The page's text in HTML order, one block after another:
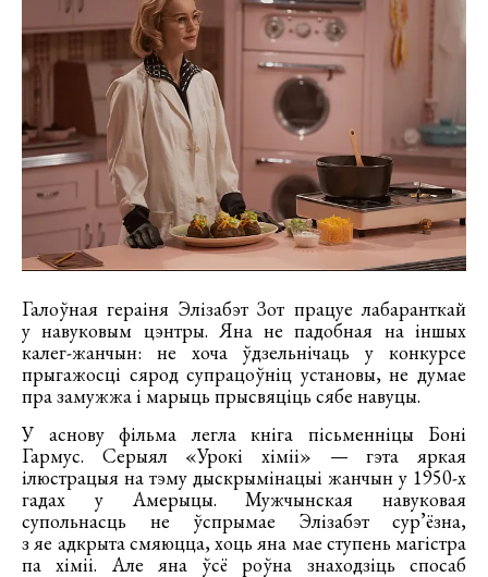
Галоўная гераіня Элізабэт Зот працуе лабаранткай
у навуковым цэнтры. Яна не падобная на іншых
калег-жанчын: не хоча ўдзельнічаць у конкурсе
прыгажосці сярод супрацоўніц установы, не думае
пра замужжа і марыць прысвяціць сябе навуцы.
У аснову фільма легла кніга пісьменніцы Боні
Гармус. Серыял «Урокі хіміі» — гэта яркая
ілюстрацыя на тэму дыскрымінацыі жанчын у 1950-х
гадах у Амерыцы. Мужчынская навуковая
супольнасць не ўспрымае Элізабэт сур’ёзна,
з яе адкрыта смяюцца, хоць яна мае ступень магістра
па хіміі. Але яна ўсё роўна знаходзіць спосаб